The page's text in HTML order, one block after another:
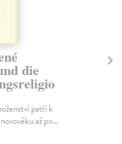
die
patří k
až po...